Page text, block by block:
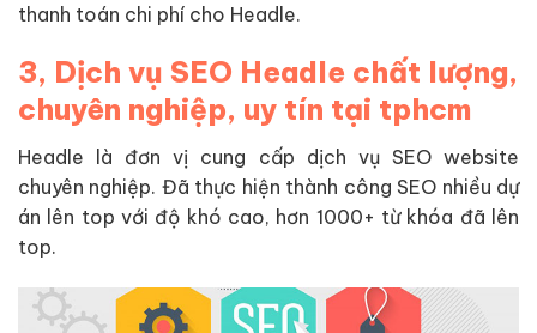
thanh toán chi phí cho Headle.
3, Dịch vụ SEO Headle chất lượng,
chuyên nghiệp, uy tín tại tphcm
Headle là đơn vị cung cấp dịch vụ SEO website
chuyên nghiệp. Đã thực hiện thành công SEO nhiều dự
án lên top với độ khó cao, hơn 1000+ từ khóa đã lên
top.